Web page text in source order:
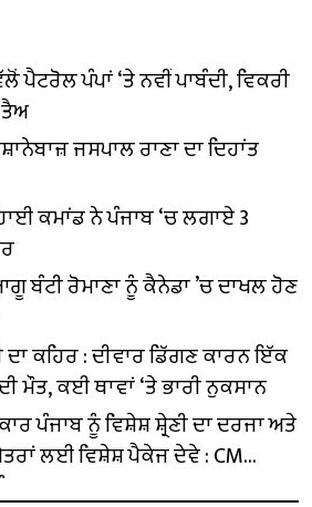
ਪੈਟਰੋਲ ਪੰਪਾਂ ‘ਤੇ ਨਵੀਂ ਪਾਬੰਦੀ, ਵਿਕਰੀ
ਜਸਪਾਲ ਰਾਣਾ ਦਾ ਦਿਹਾਂਤ
ਕਮਾਂਡ ਨੇ ਪੰਜਾਬ ‘ਚ ਲਗਾਏ 3
ਬੰਟੀ ਰੋਮਾਣਾ ਨੂੰ ਕੈਨੇਡਾ ’ਚ ਦਾਖਲ ਹੋਣ
ਕਹਿਰ : ਦੀਵਾਰ ਡਿੱਗਣ ਕਾਰਨ ਇੱਕ
ਮੌਤ, ਕਈ ਥਾਵਾਂ ‘ਤੇ ਭਾਰੀ ਨੁਕਸਾਨ
ਪੰਜਾਬ ਨੂੰ ਵਿਸ਼ੇਸ਼ ਸ਼੍ਰੇਣੀ ਦਾ ਦਰਜਾ ਅਤੇ
ਲਈ ਵਿਸ਼ੇਸ਼ ਪੈਕੇਜ ਦੇਵੇ : CM
ਮਾਨ